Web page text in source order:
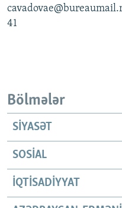
41
Bölmələr
SIYASƏT
SOSIAL
İQTISADIYYAT